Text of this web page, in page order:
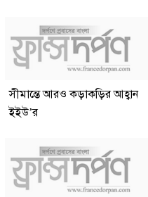
সীমান্তে আরও কড়াকড়ির আহ্বান
ইইউ’র